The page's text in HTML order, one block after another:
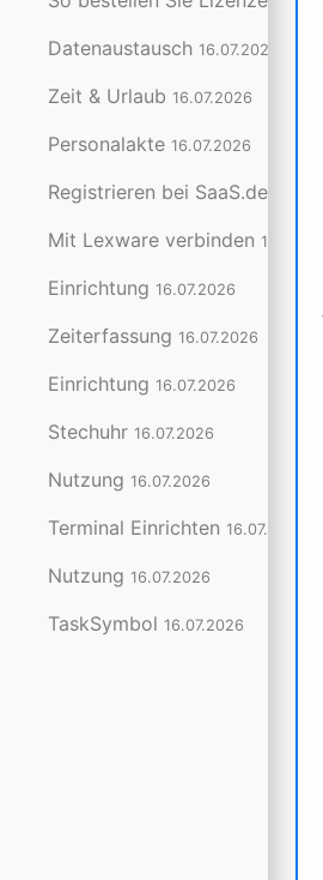
Datenaustausch 16.07.2026
Zeit & Urlaub 16.07.2026
Personalakte 16.07.2026
Registrieren bei SaaS.de
Mit Lexware verbinden
Einrichtung 16.07.2026
Zeiterfassung 16.07.2026
Einrichtung 16.07.2026
Stechuhr 16.07.2026
Nutzung 16.07.2026
Terminal Einrichten 16.07.2026
Nutzung 16.07.2026
TaskSymbol 16.07.2026